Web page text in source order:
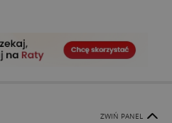
ZWIŃ PANEL